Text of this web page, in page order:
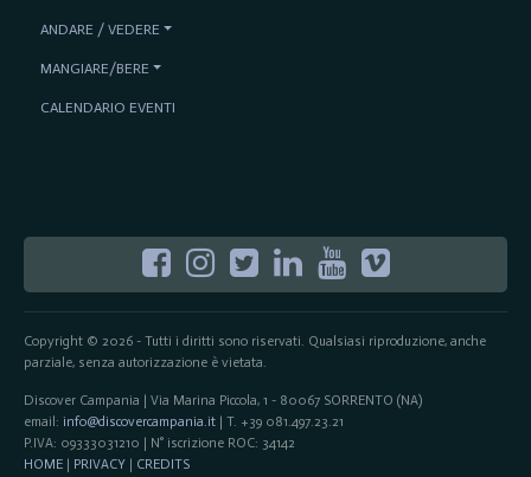
Copyright © 2026 - Tutti i diritti sono riservati. Qualsiasi riproduzione, anche
parziale, senza autorizzazione è vietata.
Discover Campania | Via Marina Piccola, 1 - 80067 SORRENTO (NA)
email: info@discovercampania.it| T. +39 081.497.23.21
P.IVA: 09333031210 | N° iscrizione ROC: 34142
HOME| PRIVACY | CREDITS
ANDARE / VEDERE
MANGIARE/BERE
CALENDARIO EVENTI